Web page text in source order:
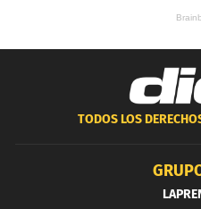
TODOS LOS